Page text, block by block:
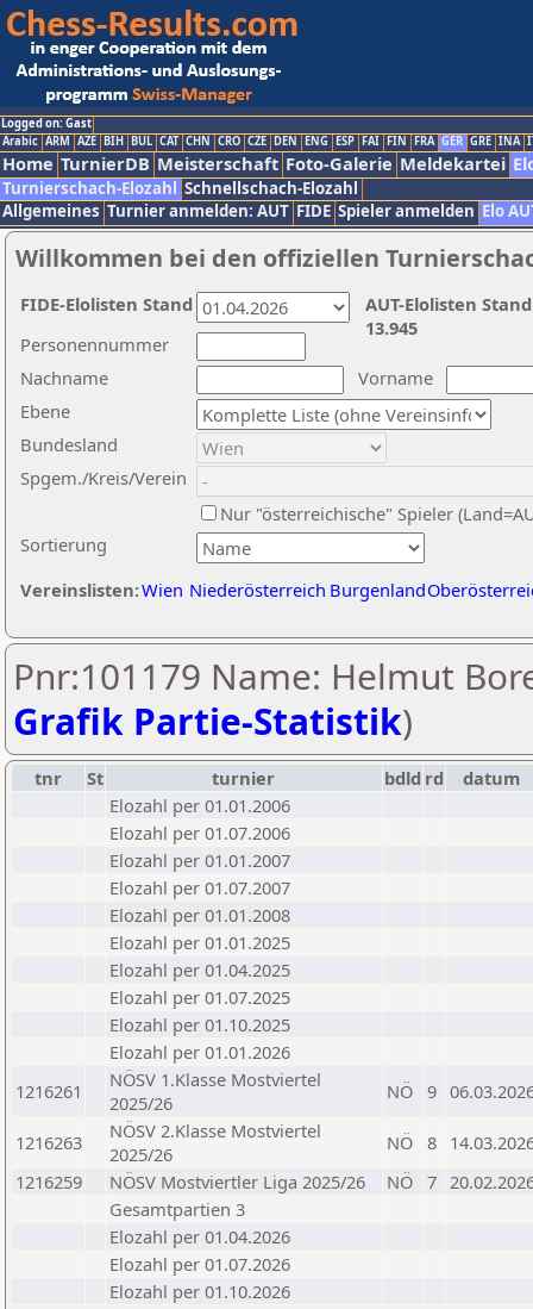
Logged on: Gast
Arabic ARM AZE BIH BUL CAT CHN CRO CZE DEN ENG ESP FAI FIN FRA GER GRE INA
Home TurnierDB Meisterschaft Foto-Galerie Meldekartei
Turnierschach-Elozahl Schnellschach-Elozahl
Allgemeines Turnier anmelden: AUT FIDE Spieler anmelden Elo
Willkommen bei den offiziellen
Nachname
Vorname
Ebene
Sortierung
Personennummer
Bundesland
Spgem./Kreis/Verein
Nur "österreichische" Spieler
Vereinslisten:Wien Niederösterreich Burgenland
AUT-Elolisten
13.945
FIDE-Elolisten Stand
Pnr:101179 Name: Helmut
Grafik Partie-Statistik)
tnr St turnier bdld rd
datum
Elozahl per 01.01.2006
Elozahl per 01.07.2006
Elozahl per 01.01.2007
Elozahl per 01.07.2007
Elozahl per 01.01.2008
Elozahl per 01.01.2025
Elozahl per 01.04.2025
Elozahl per 01.07.2025
Elozahl per 01.10.2025
Elozahl per 01.01.2026
1216261
NÖSV 1.Klasse Mostviertel
2025/26
NÖ 9
1216263
NÖSV 2.Klasse Mostviertel
2025/26
NÖ 8
1216259
NÖSV Mostviertler Liga 2025/26 NÖ 7
Gesamtpartien 3
Elozahl per 01.04.2026
Elozahl per 01.07.2026
Elozahl per 01.10.2026